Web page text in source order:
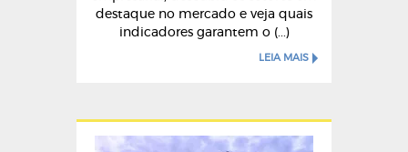
destaque no mercado e veja quais
indicadores garantem o (...)
LEIA MAIS